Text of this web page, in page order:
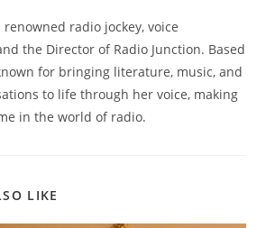
renowned radio jockey, voice
the Director of Radio Junction. Based
for bringing literature, music, and
to life through her voice, making
in the world of radio.
LIKE